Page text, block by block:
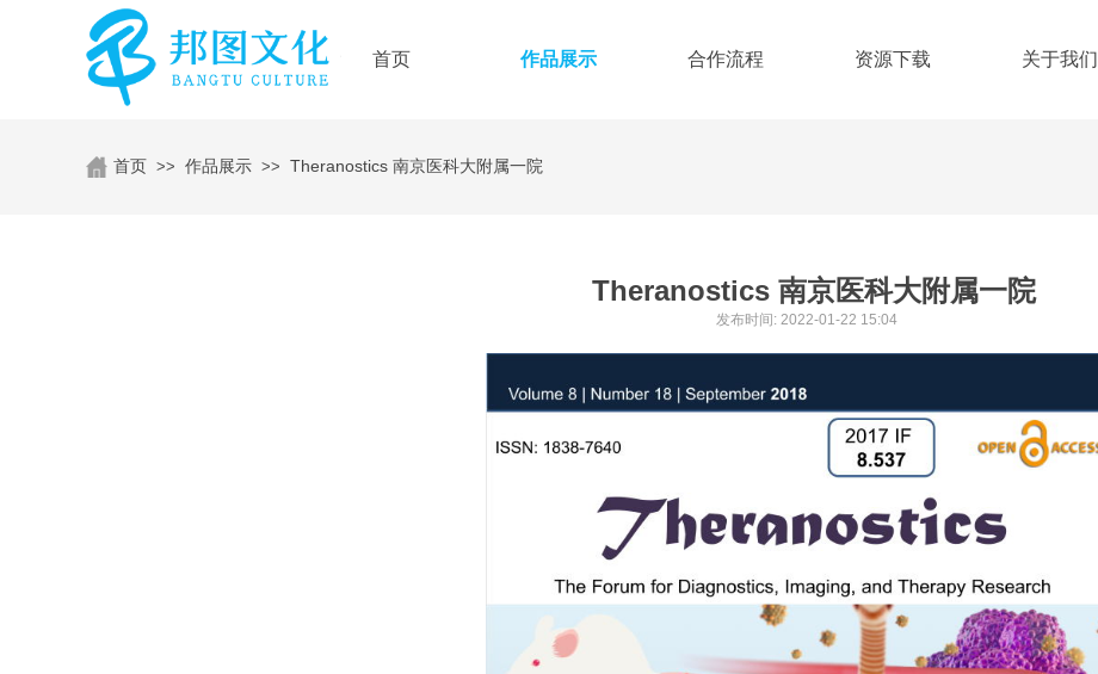
首页 >> 作品展示 >> Theranostics 南京医科大附属一院
Theranostics 南京医科大附属一院
发布时间: 2022-01-22 15:04
首页 作品展示 合作流程 资源下载 关于我们